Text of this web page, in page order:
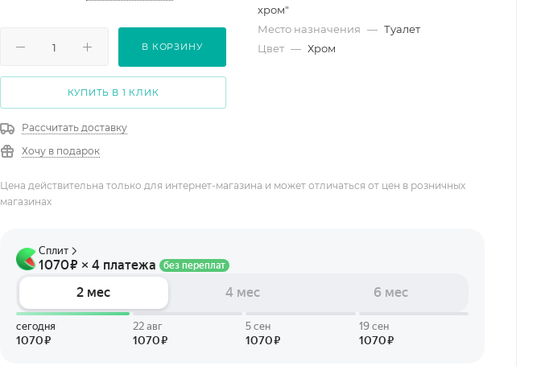
В КОРЗИНУ
КУПИТЬ В 1 КЛИК
Рассчитать доставку
Хочу в подарок
хром"
Место назначения — Туалет
Цвет — Хром
Цена действительна только для интернет-магазина и может отличаться от цен в розничных
магазинах